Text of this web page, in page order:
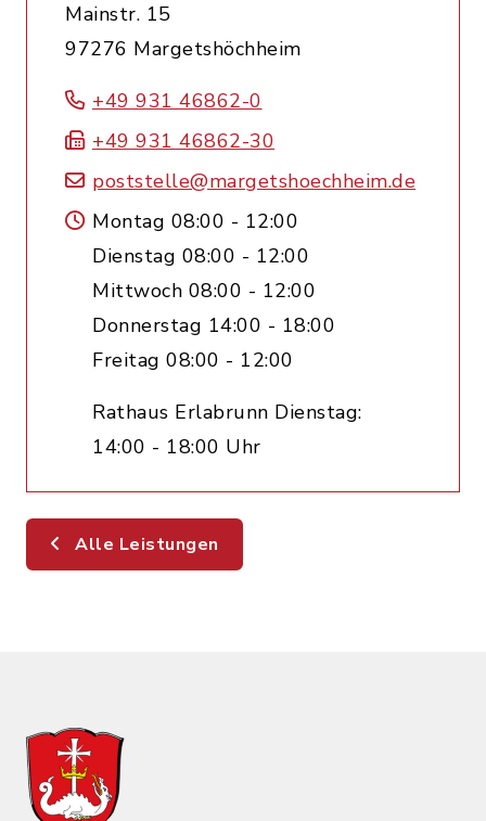
Mainstr. 15
97276 Margetshöchheim
+49 931 46862-0
+49 931 46862-30
poststelle@margetshoechheim.de
Montag 08:00 - 12:00
Dienstag 08:00 - 12:00
Mittwoch 08:00 - 12:00
Donnerstag 14:00 - 18:00
Freitag 08:00 - 12:00
Rathaus Erlabrunn Dienstag:
14:00 - 18:00 Uhr
Alle Leistungen